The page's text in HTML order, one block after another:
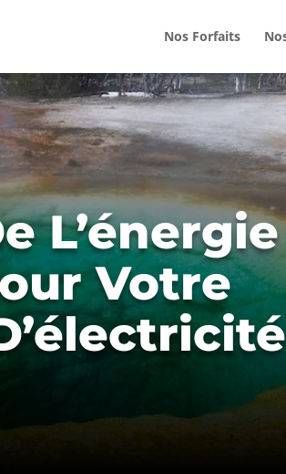
Nos Forfaits
L’énergie
Votre